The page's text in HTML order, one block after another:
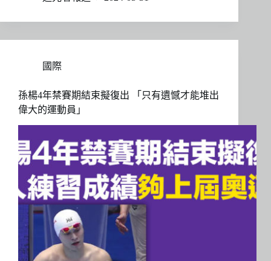
國際
孫楊4年禁賽期結束擬復出 「只有遺憾才能堆出
偉大的運動員」